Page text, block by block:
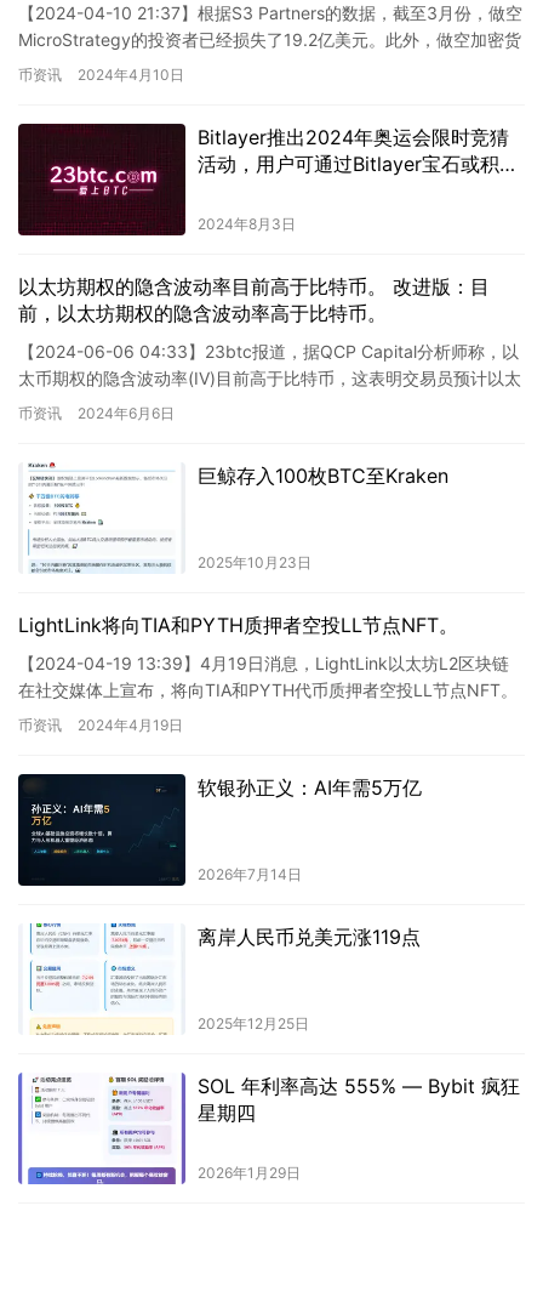
【2024-04-10 21:37】根据S3 Partners的数据，截至3月份，做空
MicroStrategy的投资者已经损失了19.2亿美元。此外，做空加密货
币交易所Coinb…
币资讯 2024年4月10日
Bitlayer推出2024年奥运会限时竞猜
活动，用户可通过Bitlayer宝石或积分
2024年8月3日
以太坊期权的隐含波动率目前高于比特币。 改进版：目
前，以太坊期权的隐含波动率高于比特币。
【2024-06-06 04:33】23btc报道，据QCP Capital分析师称，以
太币期权的隐含波动率(IV)目前高于比特币，这表明交易员预计以太
坊的价格波动将加剧，这可能是…
币资讯 2024年6月6日
巨鲸存入100枚BTC至Kraken
2025年10月23日
LightLink将向TIA和PYTH质押者空投LL节点NFT。
【2024-04-19 13:39】4月19日消息，LightLink以太坊L2区块链
在社交媒体上宣布，将向TIA和PYTH代币质押者空投LL节点NFT。
官方表示，此次空投是对维护…
币资讯 2024年4月19日
软银孙正义：AI年需5万亿
2026年7月14日
离岸人民币兑美元涨119点
2025年12月25日
SOL 年利率高达 555% — Bybit 疯狂
星期四
2026年1月29日